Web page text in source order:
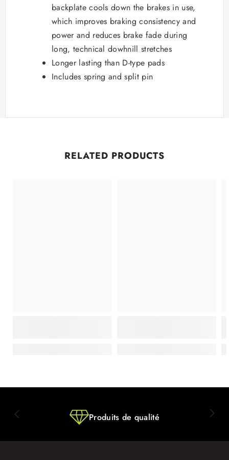
backplate cools down the brakes in use,
which improves braking consistency and
power and reduces brake fade during
long, technical dowhnill stretches
Longer lasting than D-type pads
Includes spring and split pin
RELATED PRODUCTS
Produits de qualité